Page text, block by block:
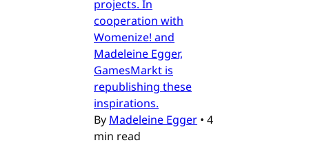
projects. In
cooperation with
Womenize! and
Madeleine Egger,
GamesMarkt is
republishing these
inspirations.
By Madeleine Egger • 4
min read